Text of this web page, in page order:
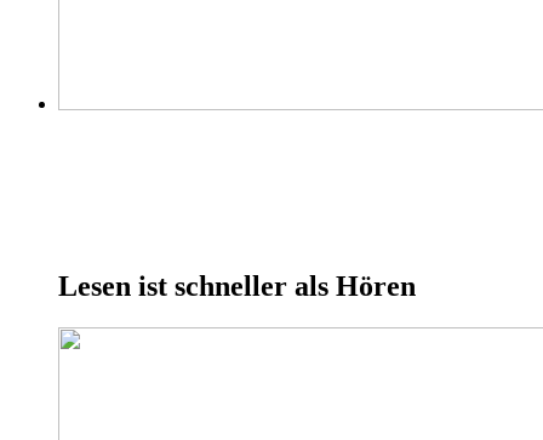
Lesen ist schneller als Hören